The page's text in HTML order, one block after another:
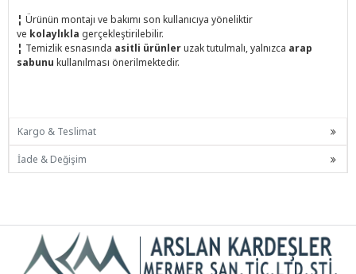
¦ Ürünün montajı ve bakımı son kullanıcıya yöneliktir
ve kolaylıkla gerçekleştirilebilir.
¦ Temizlik esnasında asitli ürünleruzak tutulmalı, yalnızca arap
sabunu kullanılması önerilmektedir.
Kargo & Teslimat
İade & Değişim